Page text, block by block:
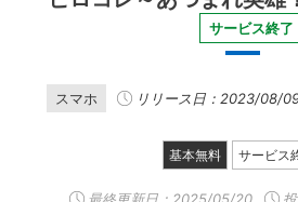
サービス終了
スマホ リリース日：2023/08/
基本無料 サービス